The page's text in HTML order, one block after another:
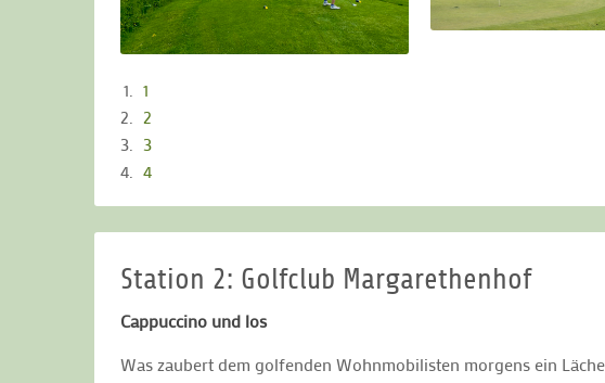
1
2
3
4
Station 2: Golfclub Margarethenhof
Cappuccino und los
Was zaubert dem golfenden Wohnmobilisten morgens ein